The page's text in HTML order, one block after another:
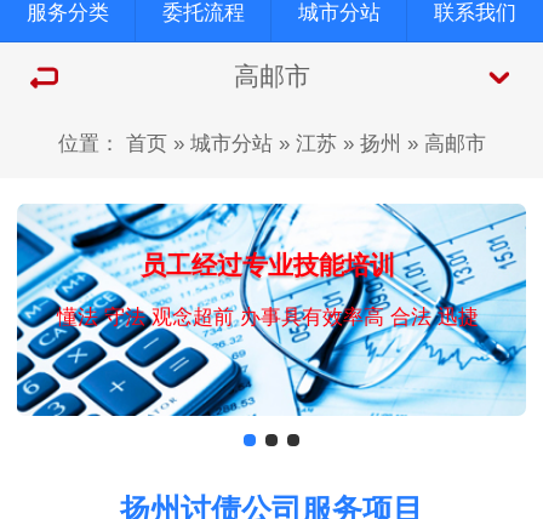
服务分类 委托流程 城市分站 联系我们
高邮市
位置： 首页» 城市分站» 江苏» 扬州 » 高邮市
员工经过专业技能培训
懂法 守法 观念超前 办事具有效率高 合法 迅捷
扬州讨债公司服务项目